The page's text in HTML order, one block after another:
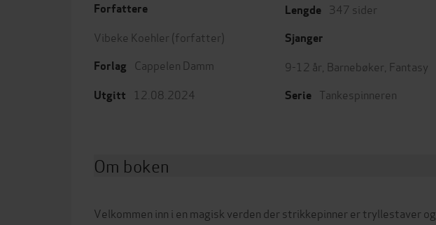
Forfattere
Vibeke Koehler (forfatter)
Forlag Cappelen Damm
Utgitt 12.08.2024
Lengde 347 sider
Sjanger
9-12 år Barnebøker Fantasy
Serie Tankespinneren
Om boken
Velkommen inn i en magisk verden der strikkepinner er tryllestaver og